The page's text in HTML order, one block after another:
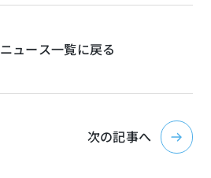
ニュース一覧に戻る
次の記事へ